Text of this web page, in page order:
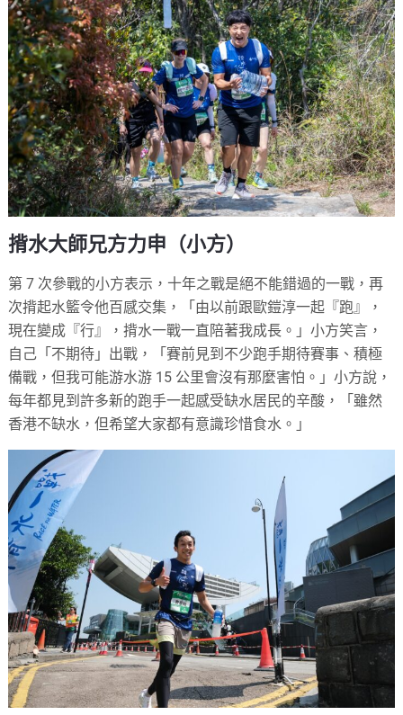
揹水大師兄方力申（小方）
第 7 次參戰的小方表示，十年之戰是絕不能錯過的一戰，再
次揹起水籃令他百感交集，「由以前跟歐鎧淳一起『跑』，
現在變成『行』，揹水一戰一直陪著我成長。」小方笑言，
自己「不期待」出戰，「賽前見到不少跑手期待賽事、積極
備戰，但我可能游水游 15 公里會沒有那麼害怕。」小方說，
每年都見到許多新的跑手一起感受缺水居民的辛酸，「雖然
香港不缺水，但希望大家都有意識珍惜食水。」